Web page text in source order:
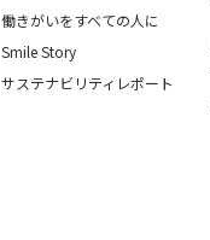
働きがいをすべての人に
Smile Story
サステナビリティレポート